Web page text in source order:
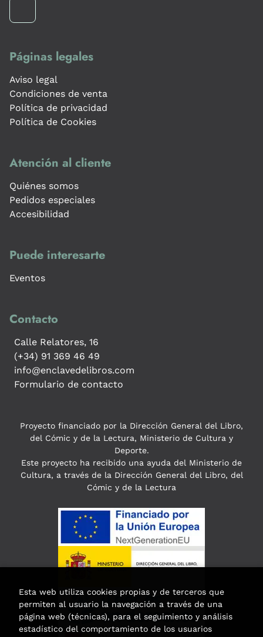
Páginas legales
Aviso legal
Condiciones de venta
Política de privacidad
Política de Cookies
Atención al cliente
Quiénes somos
Pedidos especiales
Accesibilidad
Puede interesarte
Eventos
Contacto
Calle Relatores, 16
(+34) 91 369 46 49
info@enclavedelibros.com
Formulario de contacto
Proyecto financiado por la Dirección General del Libro,
del Cómic y de la Lectura, Ministerio de Cultura y
Deporte.
Este proyecto ha recibido una ayuda del Ministerio de
Cultura, a través de la Dirección General del Libro, del
Cómic y de la Lectura
Esta web utiliza cookies propias y de terceros que
permiten al usuario la navegación a través de una
página web (técnicas), para el seguimiento y análisis
estadístico del comportamiento de los usuarios